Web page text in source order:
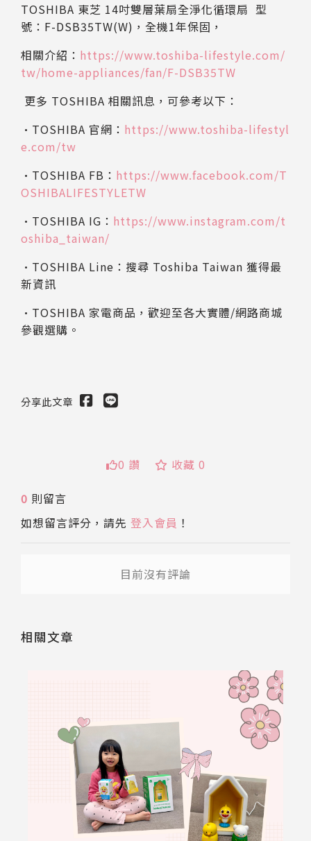
TOSHIBA 東芝 14吋雙層葉扇全淨化循環扇 型
號：F-DSB35TW(W)，全機1年保固，
相關介紹： https://www.toshiba-lifestyle.com/
tw/home-appliances/fan/F-DSB35TW
更多 TOSHIBA 相關訊息，可參考以下：
•TOSHIBA 官網： https://www.toshiba-lifestyl
e.com/tw
•TOSHIBA FB： https://www.facebook.com/T
OSHIBALIFESTYLETW
•TOSHIBA IG： https://www.instagram.com/t
oshiba_taiwan/
•TOSHIBA Line：搜尋 Toshiba Taiwan 獲得最
新資訊
•TOSHIBA 家電商品，歡迎至各大實體/網路商城
參觀選購。
分享此文章
0 讚 收藏 0
0 則留言
如想留言評分，請先 登入會員 ！
目前沒有評論
相關文章